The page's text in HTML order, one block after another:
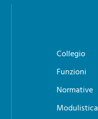
Collegio
Funzioni
Normative
Modulistica